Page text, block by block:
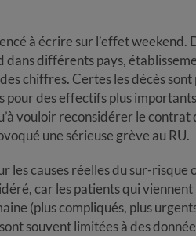
à écrire sur l’effet weekend.
différents pays,
chiffres. Certes les décès
des effectifs plus
vouloir reconsidérer le contrat
une sérieuse grève au RU.
causes réelles du sur-risque
car les patients qui
(plus compliqués, plus
souvent limitées à des